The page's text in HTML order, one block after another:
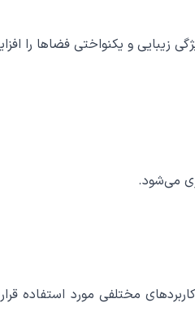
زیبایی و یکنواختی فضاها را
و کاربردهای مختلفی مورد